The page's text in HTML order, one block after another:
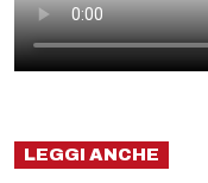
LEGGI ANCHE